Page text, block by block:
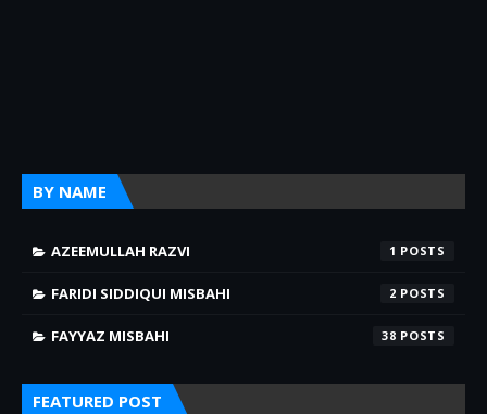
BY NAME
AZEEMULLAH RAZVI 1
FARIDI SIDDIQUI MISBAHI 2
FAYYAZ MISBAHI 38
FEATURED POST